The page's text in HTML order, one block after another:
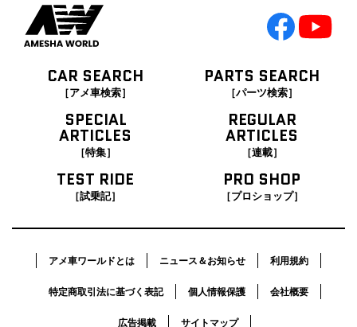
CAR SEARCH
［アメ車検索］
PARTS SEARCH
［パーツ検索］
SPECIAL
ARTICLES
［特集］
REGULAR
ARTICLES
［連載］
TEST RIDE
［試乗記］
PRO SHOP
［プロショップ］
アメ車ワールドとは ニュース＆お知らせ 利用規約
特定商取引法に基づく表記 個人情報保護 会社概要
広告掲載 サイトマップ